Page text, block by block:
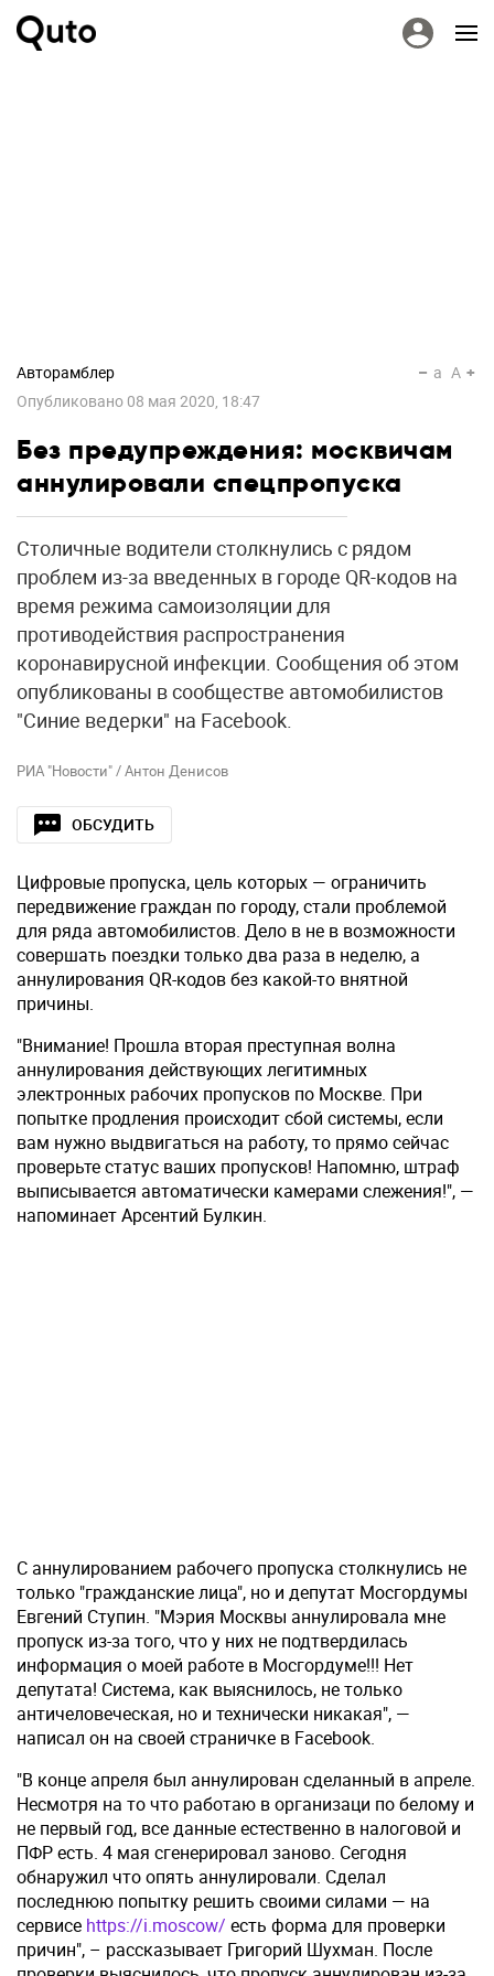
Авторамблер
Опубликовано 08 мая 2020, 18:47
a A
Без предупреждения: москвичам
аннулировали спецпропуска
Столичные водители столкнулись с рядом
проблем из-за введенных в городе QR-кодов на
время режима самоизоляции для
противодействия распространения
коронавирусной инфекции. Сообщения об этом
опубликованы в сообществе автомобилистов
"Синие ведерки" на Facebook.
РИА "Новости" / Антон Денисов
ОБСУДИТЬ
Цифровые пропуска, цель которых — ограничить
передвижение граждан по городу, стали проблемой
для ряда автомобилистов. Дело в не в возможности
совершать поездки только два раза в неделю, а
аннулирования QR-кодов без какой-то внятной
причины.
"Внимание! Прошла вторая преступная волна
аннулирования действующих легитимных
электронных рабочих пропусков по Москве. При
попытке продления происходит сбой системы, если
вам нужно выдвигаться на работу, то прямо сейчас
проверьте статус ваших пропусков! Напомню, штраф
выписывается автоматически камерами слежения!", —
напоминает Арсентий Булкин.
С аннулированием рабочего пропуска столкнулись не
только "гражданские лица", но и депутат Мосгордумы
Евгений Ступин. "Мэрия Москвы аннулировала мне
пропуск из-за того, что у них не подтвердилась
информация о моей работе в Мосгордуме!!! Нет
депутата! Система, как выяснилось, не только
античеловеческая, но и технически никакая", —
написал он на своей страничке в Facebook.
"В конце апреля был аннулирован сделанный в апреле.
Несмотря на то что работаю в организаци по белому и
не первый год, все данные естественно в налоговой и
ПФР есть. 4 мая сгенерировал заново. Сегодня
обнаружил что опять аннулировали. Сделал
последнюю попытку решить своими силами — на
сервисе https://i.moscow/ есть форма для проверки
причин", – рассказывает Григорий Шухман. После